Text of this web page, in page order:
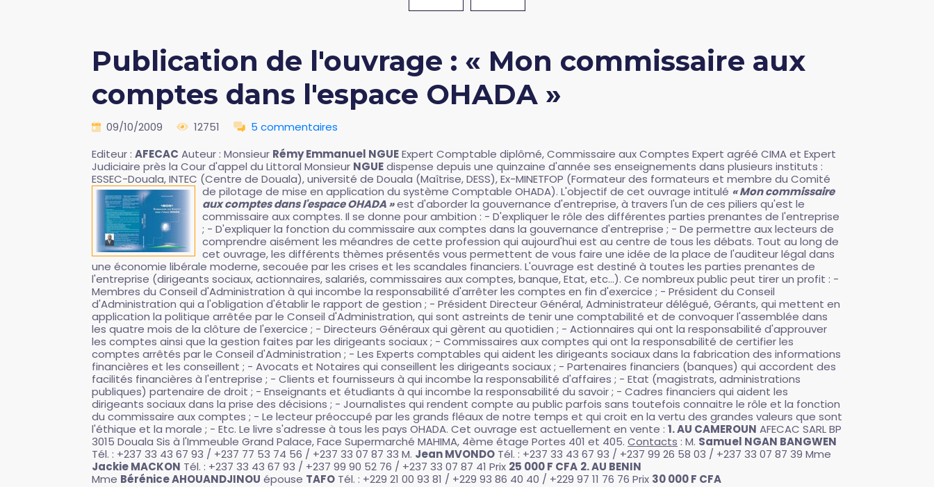
Publication de l'ouvrage : « Mon commissaire aux
comptes dans l'espace OHADA »
09/10/2009 12751
5 commentaires
Editeur : AFECAC Auteur : Monsieur Rémy Emmanuel NGUEExpert Comptable diplômé, Commissaire aux Comptes Expert agréé CIMA et Expert
Judiciaire près la Cour d'appel du Littoral Monsieur NGUEdispense depuis une quinzaine d'année ses enseignements dans plusieurs instituts :
ESSEC-Douala, INTEC (Centre de Douala), université de Douala (Maîtrise, DESS), Ex-MINETFOP (Formateur des formateurs et membre du Comité
de pilotage de mise en application du système Comptable OHADA). L'objectif de cet ouvrage intitulé « Mon commissaire
aux comptes dans l'espace OHADA »est d'aborder la gouvernance d'entreprise, à travers l'un de ces piliers qu'est le
commissaire aux comptes. Il se donne pour ambition : - D'expliquer le rôle des différentes parties prenantes de l'entreprise
; - D'expliquer la fonction du commissaire aux comptes dans la gouvernance d'entreprise ; - De permettre aux lecteurs de
comprendre aisément les méandres de cette profession qui aujourd'hui est au centre de tous les débats. Tout au long de
cet ouvrage, les différents thèmes présentés vous permettent de vous faire une idée de la place de l'auditeur légal dans
une économie libérale moderne, secouée par les crises et les scandales financiers. L'ouvrage est destiné à toutes les parties prenantes de
l'entreprise (dirigeants sociaux, actionnaires, salariés, commissaires aux comptes, banque, Etat, etc…). Ce nombreux public peut tirer un profit : -
Membres du Conseil d'Administration à qui incombe la responsabilité d'arrêter les comptes en fin d'exercice ; - Président du Conseil
d'Administration qui a l'obligation d'établir le rapport de gestion ; - Président Directeur Général, Administrateur délégué, Gérants, qui mettent en
application la politique arrêtée par le Conseil d'Administration, qui sont astreints de tenir une comptabilité et de convoquer l'assemblée dans
les quatre mois de la clôture de l'exercice ; - Directeurs Généraux qui gèrent au quotidien ; - Actionnaires qui ont la responsabilité d'approuver
les comptes ainsi que la gestion faites par les dirigeants sociaux ; - Commissaires aux comptes qui ont la responsabilité de certifier les
comptes arrêtés par le Conseil d'Administration ; - Les Experts comptables qui aident les dirigeants sociaux dans la fabrication des informations
financières et les conseillent ; - Avocats et Notaires qui conseillent les dirigeants sociaux ; - Partenaires financiers (banques) qui accordent des
facilités financières à l'entreprise ; - Clients et fournisseurs à qui incombe la responsabilité d'affaires ; - Etat (magistrats, administrations
publiques) partenaire de droit ; - Enseignants et étudiants à qui incombe la responsabilité du savoir ; - Cadres financiers qui aident les
dirigeants sociaux dans la prise des décisions ; - Journalistes qui rendent compte au public parfois sans toutefois connaitre le rôle et la fonction
du commissaire aux comptes ; - Le lecteur préoccupé par les grands fléaux de notre temps et qui croit en la vertu des grandes valeurs que sont
l'éthique et la morale ; - Etc. Le livre s'adresse à tous les pays OHADA. Cet ouvrage est actuellement en vente : 1. AU CAMEROUN AFECAC SARL BP
3015 Douala Sis à l'Immeuble Grand Palace, Face Supermarché MAHIMA, 4ème étage Portes 401 et 405. Contacts : M. Samuel NGAN BANGWEN
Tél. : +237 33 43 67 93 / +237 77 53 74 56 / +237 33 07 87 33 M. Jean MVONDO Tél. : +237 33 43 67 93 / +237 99 26 58 03 / +237 33 07 87 39 Mme
Jackie MACKON Tél. : +237 33 43 67 93 / +237 99 90 52 76 / +237 33 07 87 41 Prix 25 000 F CFA 2. AU BENIN
Mme Bérénice AHOUANDJINOU épouse TAFO Tél. : +229 21 00 93 81 / +229 93 86 40 40 / +229 97 11 76 76 Prix 30 000 F CFA